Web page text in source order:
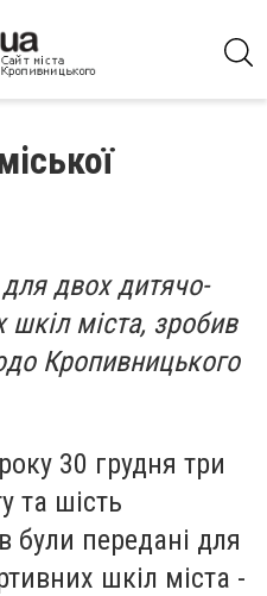
двох дитячо-
міста, зробив
Кропивницького
30 грудня три
та шість
були передані для
шкіл міста -